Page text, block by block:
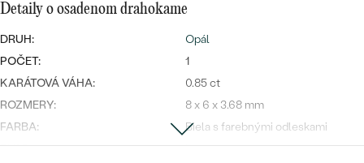
Wave kolekcia
Detaily o osadenom drahokame
DRUH:
Opál
POČET:
1
KARÁTOVÁ VÁHA:
0.85 ct
ROZMERY:
8 x 6 x 3.68 mm
FARBA:
Biela s farebnými odleskami
TVAR:
Pear